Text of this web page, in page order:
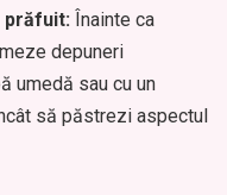
prăfuit: Înainte ca
depuneri
umedă sau cu un
să păstrezi aspectul